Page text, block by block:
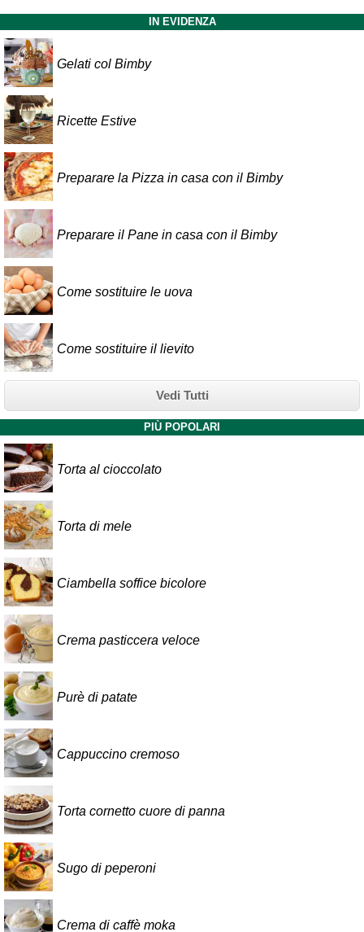
IN EVIDENZA
Gelati col Bimby
Ricette Estive
Preparare la Pizza in casa con il Bimby
Preparare il Pane in casa con il Bimby
Come sostituire le uova
Come sostituire il lievito
Vedi Tutti
PIÙ POPOLARI
Torta al cioccolato
Torta di mele
Ciambella soffice bicolore
Crema pasticcera veloce
Purè di patate
Cappuccino cremoso
Torta cornetto cuore di panna
Sugo di peperoni
Crema di caffè moka